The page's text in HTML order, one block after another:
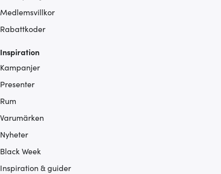
Medlemsvillkor
Rabattkoder
Inspiration
Kampanjer
Presenter
Rum
Varumärken
Nyheter
Black Week
Inspiration & guider